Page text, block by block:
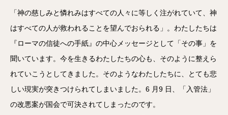
ヤ「神の慈しみと憐れみはすべての人々に等しく注がれていて、神
はすべての人が救われることを望んでおられる」。わたしたちは
『ローマの信徒への手紙』の中心メッセージとして「その事」を
聞いています。今を生きるわたしたちの心も、そのように整えら
れていこうとしてきました。そのようなわたしたちに、とても悲
しい現実が突きつけられてしまいました。6 月9 日、「入管法」
の改悪案が国会で可決されてしまったのです。